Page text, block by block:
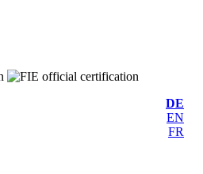
DE
EN
FR